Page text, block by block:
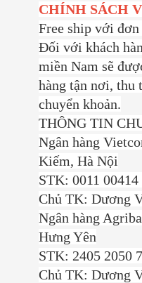
CHÍNH SÁCH
Free ship với
Đối với khách
miền Nam sẽ
hàng tận nơi, thu
chuyển khoản.
THÔNG TIN
Ngân hàng
Kiếm, Hà Nội
STK: 0011 00414
Chủ TK: Dương
Ngân hàng
Hưng Yên
STK: 2405 2050
Chủ TK: Dương